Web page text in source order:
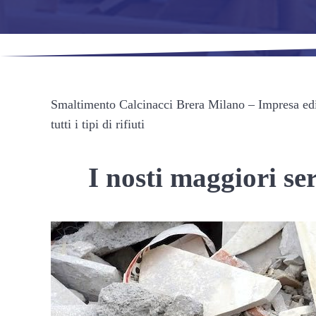
Smaltimento Calcinacci Brera Milano – Impresa
tutti i tipi di rifiuti
I nosti maggiori